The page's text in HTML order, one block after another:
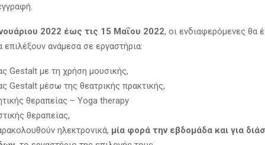
2022 έως τις 15 Μαΐου 2022, οι ενδιαφερόμενες θα
επιλέξουν ανάμεσα σε εργαστήρια:
Gestalt με τη χρήση μουσικής,
Gestalt μέσω της θεατρικής πρακτικής,
θεραπείας – Yoga therapy
θεραπείας,
ηλεκτρονικά, μία φορά την εβδομάδα και για